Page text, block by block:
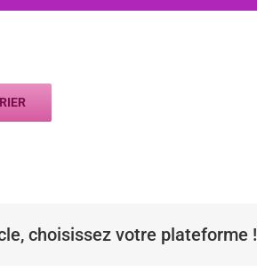
choisissez votre plateforme !